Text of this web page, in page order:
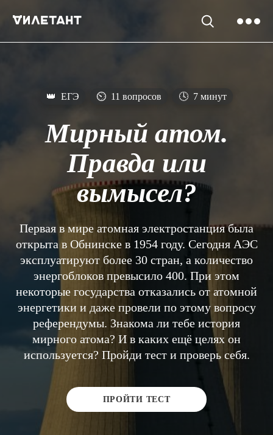
👑 ЕГЭ ⏲ 11 вопросов 🕓 7 минут
Мирный атом.
Правда или
вымысел?
Первая в мире атомная электростанция была
открыта в Обнинске в 1954 году. Сегодня АЭС
эксплуатируют более 30 стран, а количество
энергоблоков превысило 400. При этом
некоторые государства отказались от атомной
энергетики и даже провели по этому вопросу
референдумы. Знакома ли тебе история
мирного атома? И в каких ещё целях он
используется? Пройди тест и проверь себя.
ПРОЙТИ ТЕСТ